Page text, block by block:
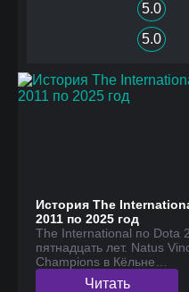
История The
2011 по 2025 год
The International по Dota
пятнадцать лет. Natus
Champions в Кёльне…
Читать
5.0
5.0